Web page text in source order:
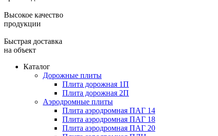
Высокое качество
продукции
Быстрая доставка
на объект
Каталог
Дорожные плиты
Плита дорожная 1П
Плита дорожная 2П
Аэродромные плиты
Плита аэродромная ПАГ 14
Плита аэродромная ПАГ 18
Плита аэродромная ПАГ 20